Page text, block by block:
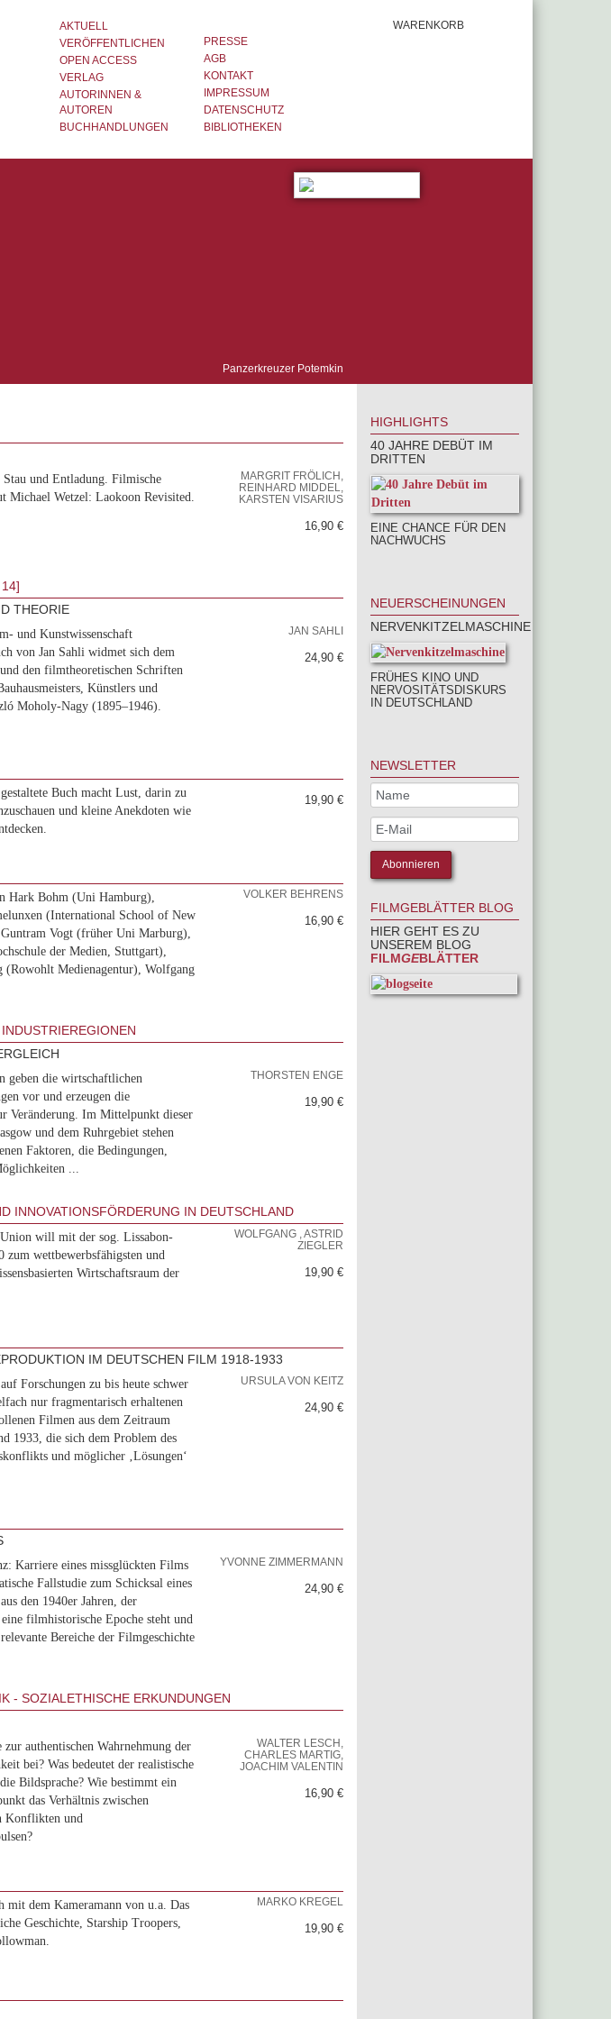
AKTUELL
VERÖFFENTLICHEN
OPEN ACCESS
VERLAG
AUTORINNEN &
AUTOREN
BUCHHANDLUNGEN
PRESSE
AGB
KONTAKT
IMPRESSUM
DATENSCHUTZ
BIBLIOTHEKEN
WARENKORB
Panzerkreuzer Potemkin
und Entladung. Filmische
Michael Wetzel: Laokoon Revisited.
MARGRIT FRÖLICH,
REINHARD MIDDEL,
KARSTEN VISARIUS
16,90 €
THEORIE
und Kunstwissenschaft
von Jan Sahli widmet sich dem
den filmtheoretischen Schriften
Künstlers und
Moholy-Nagy (1895–1946).
JAN SAHLI
24,90 €
Buch macht Lust, darin zu
und kleine Anekdoten wie
19,90 €
Hark Bohm (Uni Hamburg),
(International School of New
Vogt (früher Uni Marburg),
der Medien, Stuttgart),
(Rowohlt Medienagentur), Wolfgang
VOLKER BEHRENS
16,90 €
geben die wirtschaftlichen
vor und erzeugen die
Veränderung. Im Mittelpunkt dieser
und dem Ruhrgebiet stehen
Faktoren, die Bedingungen,
...
THORSTEN ENGE
19,90 €
INNOVATIONSFÖRDERUNG IN DEUTSCHLAND
will mit der sog. Lissabon-
zum wettbewerbsfähigsten und
Wirtschaftsraum der
WOLFGANG , ASTRID
ZIEGLER
19,90 €
IM DEUTSCHEN FILM 1918-1933
Forschungen zu bis heute schwer
nur fragmentarisch erhaltenen
Filmen aus dem Zeitraum
1933, die sich dem Problem des
und möglicher ‚Lösungen‘
URSULA VON KEITZ
24,90 €
Karriere eines missglückten Films
Fallstudie zum Schicksal eines
den 1940er Jahren, der
filmhistorische Epoche steht und
Bereiche der Filmgeschichte
YVONNE ZIMMERMANN
24,90 €
- SOZIALETHISCHE ERKUNDUNGEN
zur authentischen Wahrnehmung der
bei? Was bedeutet der realistische
Bildsprache? Wie bestimmt ein
das Verhältnis zwischen
Konflikten und
WALTER LESCH,
CHARLES MARTIG,
JOACHIM VALENTIN
16,90 €
mit dem Kameramann von u.a. Das
Geschichte, Starship Troopers,
MARKO KREGEL
19,90 €
HIGHLIGHTS
40 JAHRE DEBÜT IM
DRITTEN
EINE CHANCE FÜR DEN
NACHWUCHS
NEUERSCHEINUNGEN
NERVENKITZELMASCHINE
FRÜHES KINO UND
NERVOSITÄTSDISKURS
IN DEUTSCHLAND
NEWSLETTER
FILMGEBLÄTTER BLOG
HIER GEHT ES ZU
UNSEREM BLOG
FILMGEBLÄTTER